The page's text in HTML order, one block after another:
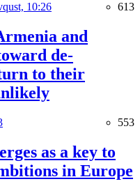
10:26 613
and
de-
to their
553
as a key to
in Europe